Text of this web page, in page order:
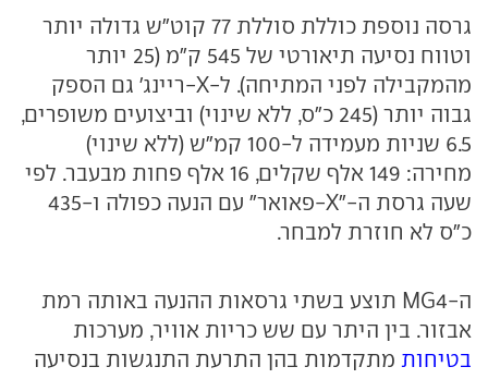
גרסה נוספת כוללת סוללת 77 קוט"ש גדולה יותר
וטווח נסיעה תיאורטי של 545 ק"מ (25 יותר
מהמקבילה לפני המתיחה). ל-X-ריינג' גם הספק
גבוה יותר (245 כ"ס, ללא שינוי) וביצועים משופרים,
6.5 שניות מעמידה ל-100 קמ"ש (ללא שינוי)
מחירה: 149 אלף שקלים, 16 אלף פחות מבעבר. לפי
שעה גרסת ה-"X-פאואר" עם הנעה כפולה ו-435
כ"ס לא חוזרת למבחר.
ה-MG4 תוצע בשתי גרסאות ההנעה באותה רמת
אבזור. בין היתר עם שש כריות אוויר, מערכות
בטיחות מתקדמות בהן התרעת התנגשות בנסיעה